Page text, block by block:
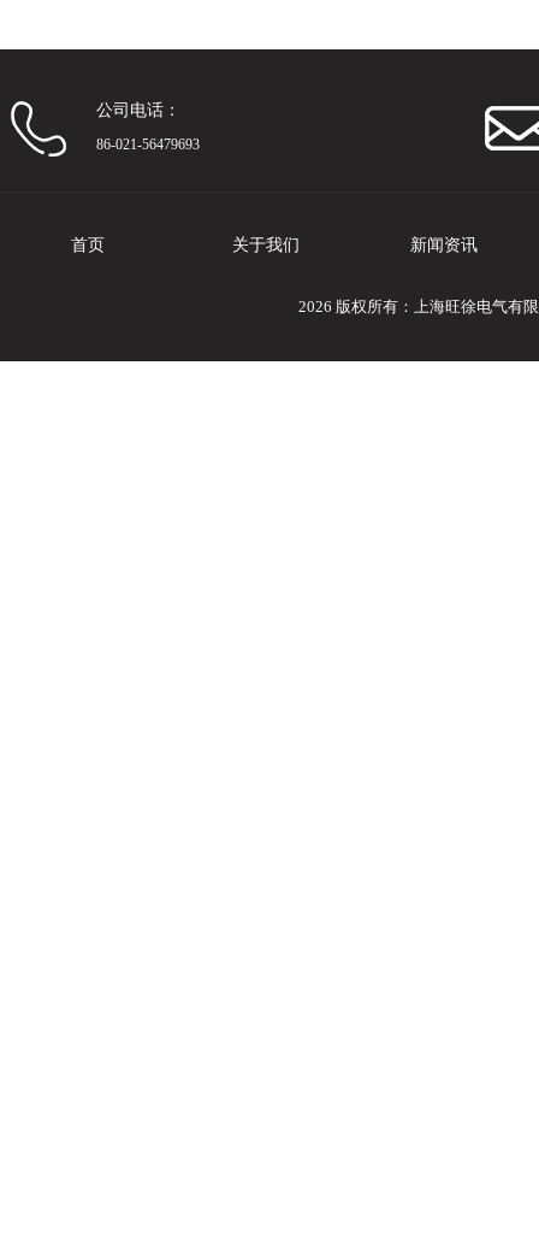
公司电话：
86-021-56479693
首页 关于我们 新闻资讯
2026 版权所有：上海旺徐电气有